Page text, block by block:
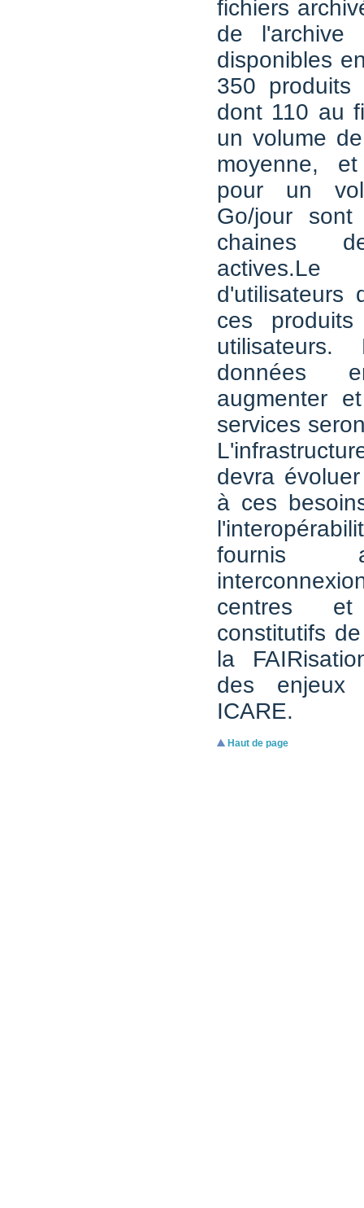
fichiers
de
disponibles
350 produits
dont 110 au
un volume
moyenne,
pour un
Go/jour
chaines
d'utilisateurs
ces
données
augmenter
services
devra
à ces
fournis
centres
constitutifs
la
des enjeux
ICARE.
Haut de page